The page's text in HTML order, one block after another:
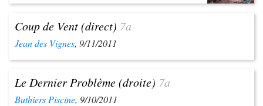
Coup de Vent (direct) 7a
Jean des Vignes, 9/11/2011
Le Dernier Problème (droite) 7a
Buthiers Piscine, 9/10/2011